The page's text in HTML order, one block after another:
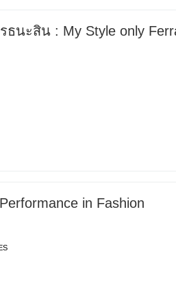
ธนะสิน : My Style only
in Fashion